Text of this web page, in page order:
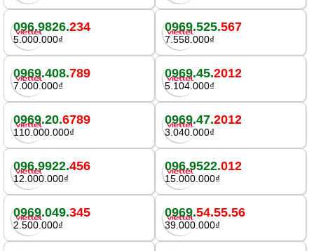
096.9826.234
5.000.000₫
0969.525.567
7.558.000₫
0969.408.789
7.000.000₫
0969.45.2012
5.104.000₫
0969.20.6789
110.000.000₫
0969.47.2012
3.040.000₫
096.9922.456
12.000.000₫
096.9522.012
15.000.000₫
0969.049.345
2.500.000₫
0969.54.55.56
39.000.000₫